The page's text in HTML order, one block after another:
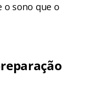
o sono que o